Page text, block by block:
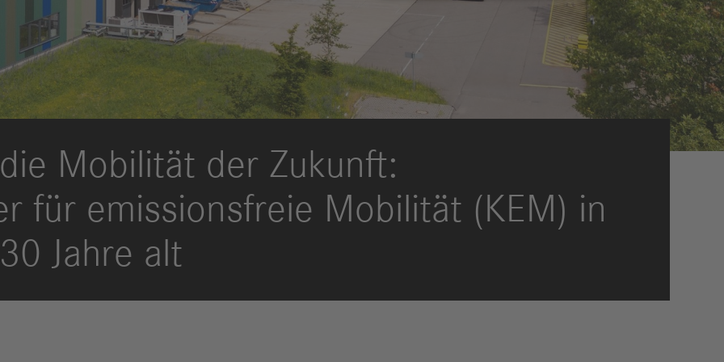
Digitalisierung
& Services
Berichte
Strategie
Refinanzierung
Services
Newsroom
Media Center
FAQ
Mobilität der Zukunft:
für emissionsfreie Mobilität (KEM) in
Jahre alt